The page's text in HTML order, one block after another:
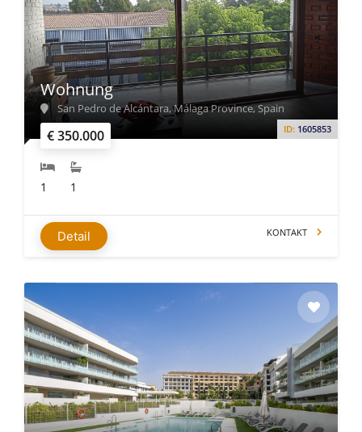
€ 350.000 ID: 1605853
Wohnung
San Pedro de Alcántara, Málaga Province, Spain
1 1
Detail KONTAKT